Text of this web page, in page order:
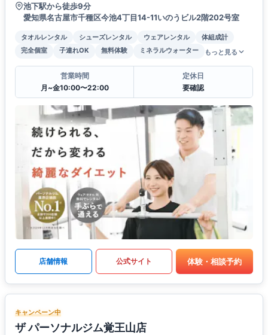
池下駅から徒歩9分
愛知県名古屋市千種区今池4丁目14-11いのうビル2階202号室
タオルレンタル シューズレンタル ウェアレンタル
体組成計
完全個室
子連れOK 無料体験 ミネラルウォーター もっと見る
営業時間
月~金10:00〜22:00
定休日
要確認
店舗情報 公式サイト 体験・相談予約
キャンペーン中
ザ パーソナルジム覚王山店